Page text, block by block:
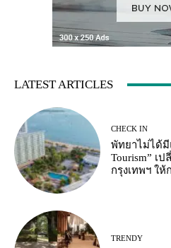
LATEST ARTICLES
CHECK IN
พัทยาไม่ได้มี
Tourism” เ
กรุงเทพฯ ใ
TRENDY